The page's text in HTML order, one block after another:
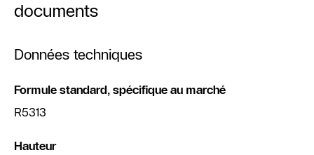
documents
Données techniques
Formule standard, spécifique au marché
R5313
Hauteur